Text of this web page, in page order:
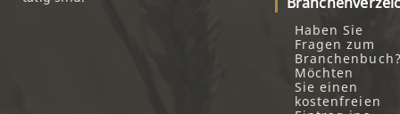
Haben Sie
Fragen zum
Möchten
Sie einen
kostenfreien